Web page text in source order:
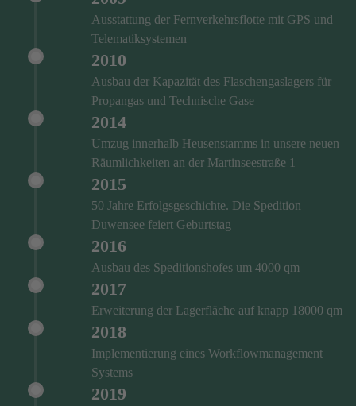
Ausstattung der Fernverkehrsflotte mit GPS und
Telematiksystemen
2010
Ausbau der Kapazität des Flaschengaslagers für
Propangas und Technische Gase
2014
Umzug innerhalb Heusenstamms in unsere neuen
Räumlichkeiten an der Martinseestraße 1
2015
50 Jahre Erfolgsgeschichte. Die Spedition
Duwensee feiert Geburtstag
2016
Ausbau des Speditionshofes um 4000 qm
2017
Erweiterung der Lagerfläche auf knapp 18000 qm
2018
Implementierung eines Workflowmanagement
Systems
2019